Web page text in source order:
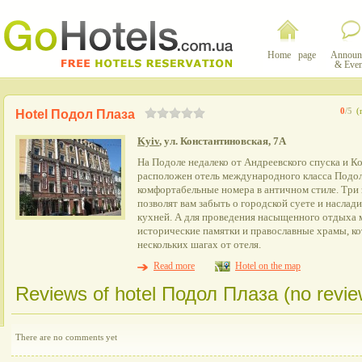
Home page
&
0/5
Hotel Подол Плаза
Kyiv, ул. Константиновская, 7А
На Подоле недалеко от Андреевского спуска и
расположен отель международного класса
комфортабельные номера в античном стиле. Три
позволят вам забыть о городской суете и
кухней. А для проведения насыщенного отдыха
исторические памятки и православные храмы,
нескольких шагах от отеля.
Read more
Hotel on the map
Reviews of hotel Подол Плаза (no
There are no comments yet